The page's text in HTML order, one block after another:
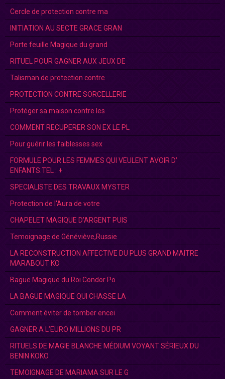
Cercle de protection contre ma
INITIATION AU SECTE GRACE GRAN
Porte feuille Magique du grand
RITUEL POUR GAGNER AUX JEUX DE
Talisman de protection contre
PROTECTION CONTRE SORCELLERIE
Protéger sa maison contre les
COMMENT RECUPERER SON EX LE PL
Pour guérir les faiblesses sex
FORMULE POUR LES FEMMES QUI VEULENT AVOIR D’
ENFANTS.TEL : +
SPECIALISTE DES TRAVAUX MYSTER
Protection de l'Aura de votre
CHAPELET MAGIQUE D’ARGENT PUIS
Temoignage de Généviève,Russie
LA RECONSTRUCTION AFFECTIVE DU PLUS GRAND MAITRE
MARABOUT KO
Bague Magique du Roi Condor Po
LA BAGUE MAGIQUE QUI CHASSE LA
Comment éviter de tomber encei
GAGNER A L’EURO MILLIONS DU PR
RITUELS DE MAGIE BLANCHE MÉDIUM VOYANT SÉRIEUX DU
BENIN KOKO
TEMOIGNAGE DE MARIAMA SUR LE G